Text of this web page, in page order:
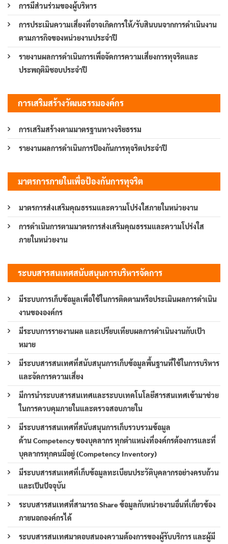
การมีส่วนร่วมของผู้บริหาร
การประเมินความเสี่ยงที่อาจเกิดการให้/รับสินบนจากการดำเนินงาน
ตามภารกิจของหน่วยงานประจำปี
รายงานผลการดำเนินการเพื่อจัดการความเสี่ยงการทุจริตและ
ประพฤติมิชอบประจำปี
การเสริมสร้างวัฒนธรรมองค์กร
การเสริมสร้างตามมาตรฐานทางจริยธรรม
รายงานผลการดำเนินการป้องกันการทุจริตประจำปี
มาตรการภายในเพื่อป้องกันการทุจริต
มาตรการส่งเสริมคุณธรรมและความโปร่งใสภายในหน่วยงาน
การดำเนินการตามมาตรการส่งเสริมคุณธรรมและความโปร่งใส
ภายในหน่วยงาน
ระบบสารสนเทศสนับสนุนการบริหารจัดการ
มีระบบการเก็บข้อมูลเพื่อใช้ในการติดตามหรือประเมินผลการดำเนิน
งานขององค์กร
มีระบบการรายงานผล และเปรียบเทียบผลการดำเนินงานกับเป้า
หมาย
มีระบบสารสนเทศที่สนับสนุนการเก็บข้อมูลพื้นฐานที่ใช้ในการบริหาร
และจัดการความเสี่ยง
มีการนำระบบสารสนเทศและระบบเทคโนโลยีสารสนเทศเข้ามาช่วย
ในการควบคุมภายในและตรวจสอบภายใน
มีระบบสารสนเทศที่สนับสนุนการเก็บรวบรวมข้อมูล
ด้าน Competency ของบุคลากร ทุกตำแหน่งที่องค์กรต้องการและที่
บุคลากรทุกคนมีอยู่ (Competency Inventory)
มีระบบสารสนเทศที่เก็บข้อมูลทะเบียนประวัติบุคลากรอย่างครบถ้วน
และเป็นปัจจุบัน
ระบบสารสนเทศที่สามารถ Share ข้อมูลกับหน่วยงานอื่นที่เกี่ยวข้อง
ภายนอกองค์กรได้
ระบบสารสนเทศมาตอบสนองความต้องการของผู้รับบริการ และผู้มี